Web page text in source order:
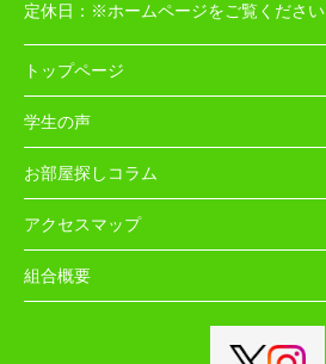
定休日： ※ホームページをご覧ください
トップページ
学生の声
お部屋探しコラム
アクセスマップ
組合概要